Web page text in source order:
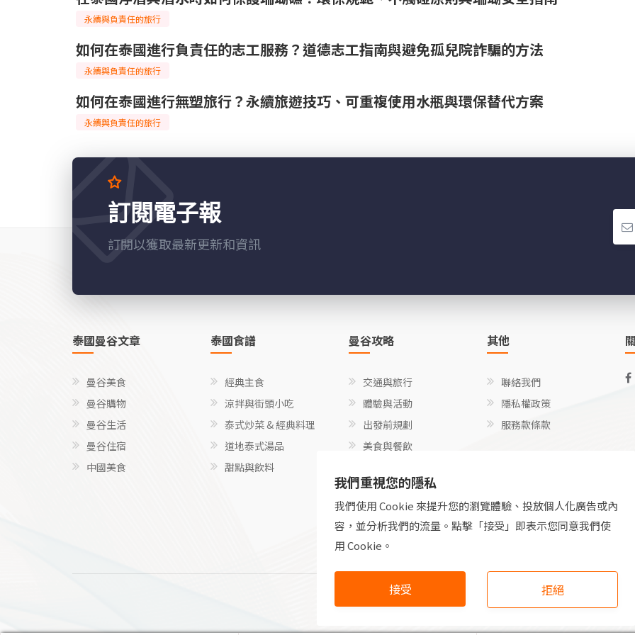
我們重視您的隱私
我們使用 Cookie 來提升您的瀏覽體驗、投放個人化廣告或內
容，並分析我們的流量。點擊「接受」即表示您同意我們使
用 Cookie。
永續與負責任的旅行
如何在泰國進行負責任的志工服務？道德志工指南與避免孤兒院詐騙的方法
永續與負責任的旅行
如何在泰國進行無塑旅行？永續旅遊技巧、可重複使用水瓶與環保替代方案
永續與負責任的旅行
訂閱電子報
訂閱以獲取最新更新和資訊
泰國曼谷文章
曼谷美食
曼谷購物
曼谷生活
曼谷住宿
中國美食
泰國食譜
經典主食
涼拌與街頭小吃
泰式炒菜 & 經典料理
道地泰式湯品
甜點與飲料
曼谷攻略
交通與旅行
體驗與活動
出發前規劃
美食與餐飲
探險與特定活動
實用性、健康與金錢
利基和不尋常的方法
永續與負責任的旅行
其他
聯絡我們
隱私權政策
服務款條款
© Copyright Thai Awesome Places 2024